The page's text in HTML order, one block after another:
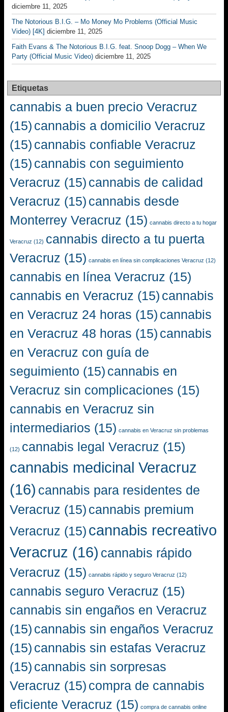
diciembre 11, 2025
The Notorious B.I.G. – Mo Money Mo Problems (Official Music
Video) [4K] diciembre 11, 2025
Faith Evans & The Notorious B.I.G. feat. Snoop Dogg – When We
Party (Official Music Video) diciembre 11, 2025
Etiquetas
cannabis a buen precio Veracruz
(15) cannabis a domicilio Veracruz
(15) cannabis confiable Veracruz
(15) cannabis con seguimiento
Veracruz (15) cannabis de calidad
Veracruz (15) cannabis desde
Monterrey Veracruz (15) cannabis directo a tu hogar
Veracruz (12) cannabis directo a tu puerta
Veracruz (15) cannabis en línea sin complicaciones Veracruz (12)
cannabis en línea Veracruz (15)
cannabis en Veracruz (15) cannabis
en Veracruz 24 horas (15) cannabis
en Veracruz 48 horas (15) cannabis
en Veracruz con guía de
seguimiento (15) cannabis en
Veracruz sin complicaciones (15)
cannabis en Veracruz sin
intermediarios (15) cannabis en Veracruz sin problemas
(12) cannabis legal Veracruz (15)
cannabis medicinal Veracruz
(16) cannabis para residentes de
Veracruz (15) cannabis premium
Veracruz (15) cannabis recreativo
Veracruz (16) cannabis rápido
Veracruz (15) cannabis rápido y seguro Veracruz (12)
cannabis seguro Veracruz (15)
cannabis sin engaños en Veracruz
(15) cannabis sin engaños Veracruz
(15) cannabis sin estafas Veracruz
(15) cannabis sin sorpresas
Veracruz (15) compra de cannabis
eficiente Veracruz (15) compra de cannabis online